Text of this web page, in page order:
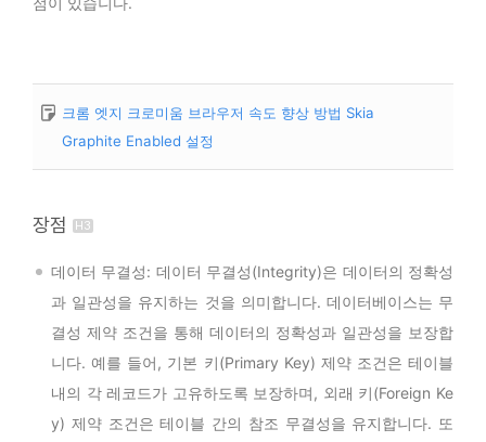
크롬 엣지 크로미움 브라우저 속도 향상 방법 Skia
Graphite Enabled 설정
장점
데이터 무결성: 데이터 무결성(Integrity)은 데이터의 정확성
과 일관성을 유지하는 것을 의미합니다. 데이터베이스는 무
결성 제약 조건을 통해 데이터의 정확성과 일관성을 보장합
니다. 예를 들어, 기본 키(Primary Key) 제약 조건은 테이블
내의 각 레코드가 고유하도록 보장하며, 외래 키(Foreign Ke
y) 제약 조건은 테이블 간의 참조 무결성을 유지합니다. 또